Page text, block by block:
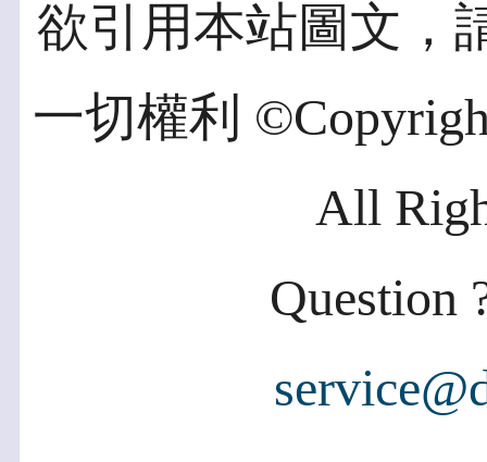
欲引用本站圖文，
一切權利
All
Question